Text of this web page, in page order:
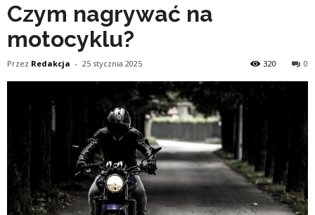
Czym nagrywać na
motocyklu?
Przez Redakcja - 25 stycznia 2025 0
320